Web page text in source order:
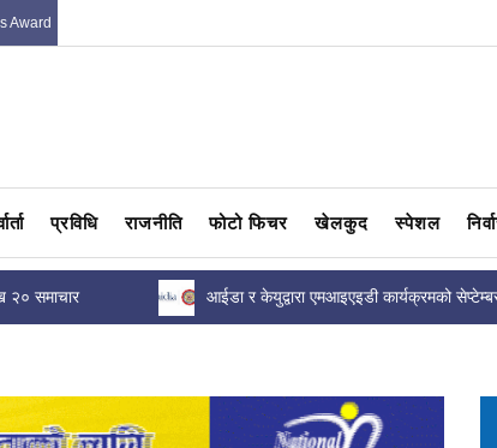
Award
प्रविधि राजनीति फोटो फिचर खेलकुद स्पेशल
सेप्टेम्बर
नेपालमै विकसित ‘फिरिरी’ सुपर एप सार्वजनिक